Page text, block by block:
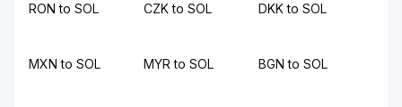
RON to SOL CZK to SOL DKK to SOL
MXN to SOL MYR to SOL BGN to SOL